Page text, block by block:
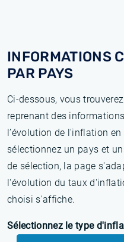
INFORMATIONS
PAR PAYS
Ci-dessous, vous
reprenant des
l’évolution de l'inflation
sélectionnez un pays et
de sélection, la page
l'évolution du taux
choisi s'affiche.
Sélectionnez le type